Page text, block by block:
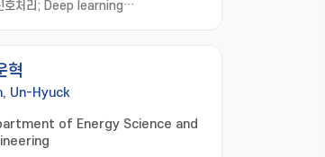
처리; Deep learning
혁
Un-Hyuck
of Energy Science and